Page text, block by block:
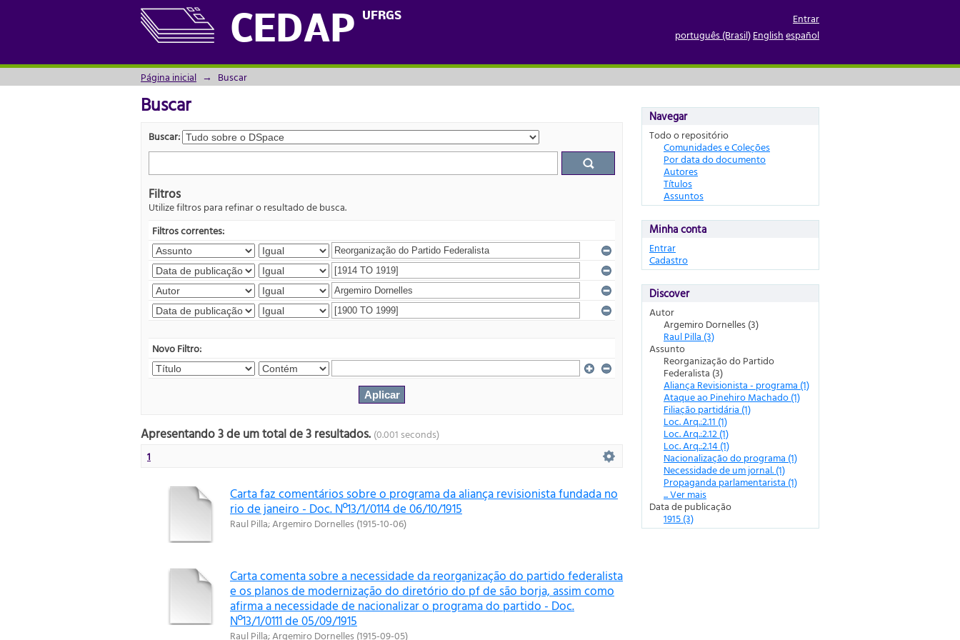
CEDAP UFRGS
Buscar
Entrar
português (Brasil)Englishespañol
Página inicial → Buscar
Buscar
Buscar:
Filtros
Utilize filtros para refinar o resultado de busca.
Filtros correntes:
Novo Filtro:
Apresentando 3 de um total de 3 resultados. (0.001 seconds)
1
Carta faz comentários sobre o programa da aliança revisionista fundada no
rio de janeiro - Doc. Nº13/1/0114 de 06/10/1915
Raul Pilla;Argemiro Dornelles(1915-10-06)
Carta comenta sobre a necessidade da reorganização do partido federalista
e os planos de modernização do diretório do pf de são borja, assim como
afirma a necessidade de nacionalizar o programa do partido - Doc.
Nº13/1/0111 de 05/09/1915
Raul Pilla;Argemiro Dornelles(1915-09-05)
Navegar
Todo o repositório
Comunidades e Coleções
Por data do documento
Autores
Títulos
Assuntos
Minha conta
Entrar
Cadastro
Discover
Autor
Argemiro Dornelles (3)
Raul Pilla (3)
Assunto
Reorganização do Partido
Federalista (3)
Aliança Revisionista - programa (1)
Ataque ao Pinehiro Machado (1)
Filiação partidária (1)
Loc. Arq.:2.11 (1)
Loc. Arq.:2.12 (1)
Loc. Arq.:2.14 (1)
Nacionalização do programa (1)
Necessidade de um jornal. (1)
Propaganda parlamentarista (1)
... Ver mais
Data de publicação
1915 (3)